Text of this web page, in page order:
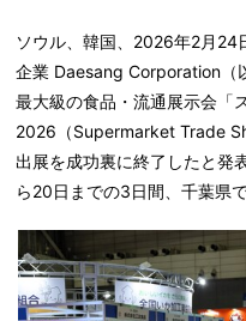
ソウル、韓国、2026年2月
企業 Daesang Corporation
最大級の食品・流通展示会「
2026（Supermarket Trade
出展を成功裏に終了したと発
ら20日までの3日間、千葉県